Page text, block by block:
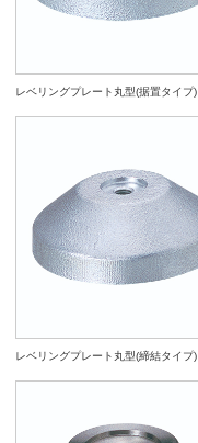
レベリングプレート丸型(据置タイプ)
レベリングプレート丸型(締結タイプ)